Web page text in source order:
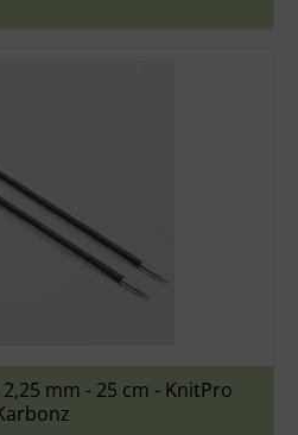
mm - 25 cm - KnitPro